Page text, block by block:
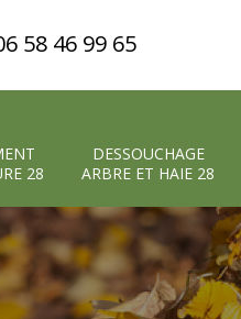
58 46 99 65
28
DESSOUCHAGE
ARBRE ET HAIE 28